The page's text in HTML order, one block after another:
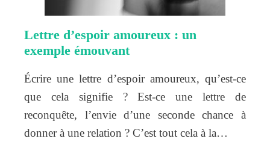
Lettre d’espoir amoureux : un
exemple émouvant
Écrire une lettre d’espoir amoureux, qu’est-ce
que cela signifie ? Est-ce une lettre de
reconquête, l’envie d’une seconde chance à
donner à une relation ? C’est tout cela à la…